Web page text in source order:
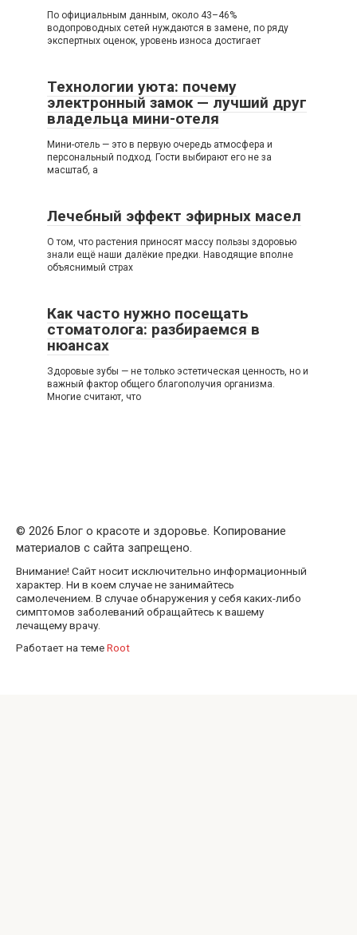
По официальным данным, около 43–46%
водопроводных сетей нуждаются в замене, по ряду
экспертных оценок, уровень износа достигает
Технологии уюта: почему
электронный замок — лучший друг
владельца мини-отеля
Мини-отель — это в первую очередь атмосфера и
персональный подход. Гости выбирают его не за
масштаб, а
Лечебный эффект эфирных масел
О том, что растения приносят массу пользы здоровью
знали ещё наши далёкие предки. Наводящие вполне
объяснимый страх
Как часто нужно посещать
стоматолога: разбираемся в
нюансах
Здоровые зубы — не только эстетическая ценность, но и
важный фактор общего благополучия организма.
Многие считают, что
© 2026 Блог о красоте и здоровье. Копирование
материалов с сайта запрещено.
Внимание! Сайт носит исключительно информационный
характер. Ни в коем случае не занимайтесь
самолечением. В случае обнаружения у себя каких-либо
симптомов заболеваний обращайтесь к вашему
лечащему врачу.
Работает на темеRoot